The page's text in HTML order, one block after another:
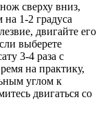
сверху вниз,
1-2 градуса
двигайте его
выберете
3-4 раза с
на практику,
углом к
двигаться со